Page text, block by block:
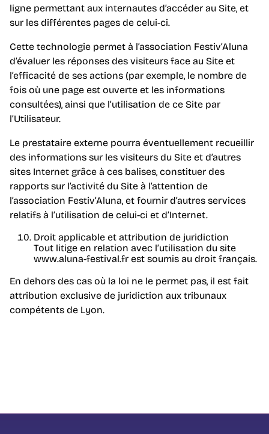
ligne permettant aux internautes d’accéder au Site, et
sur les différentes pages de celui-ci.
Cette technologie permet à l’association Festiv’Aluna
d’évaluer les réponses des visiteurs face au Site et
l’efficacité de ses actions (par exemple, le nombre de
fois où une page est ouverte et les informations
consultées), ainsi que l’utilisation de ce Site par
l’Utilisateur.
Le prestataire externe pourra éventuellement recueillir
des informations sur les visiteurs du Site et d’autres
sites Internet grâce à ces balises, constituer des
rapports sur l’activité du Site à l’attention de
l’association Festiv’Aluna, et fournir d’autres services
relatifs à l’utilisation de celui-ci et d’Internet.
Droit applicable et attribution de juridiction
Tout litige en relation avec l’utilisation du site
www.aluna-festival.fr est soumis au droit français.
En dehors des cas où la loi ne le permet pas, il est fait
attribution exclusive de juridiction aux tribunaux
compétents de Lyon.